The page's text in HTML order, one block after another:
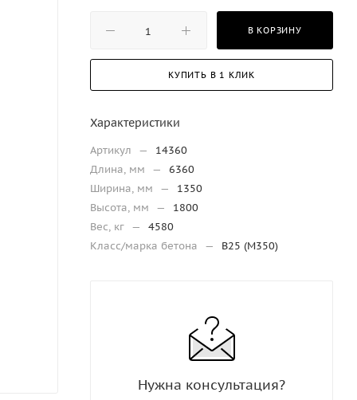
В КОРЗИНУ
КУПИТЬ В 1 КЛИК
Характеристики
Артикул —
14360
Длина, мм
—
6360
Ширина, мм
—
1350
Высота, мм
—
1800
Вес, кг —
4580
Класс/марка бетона
— В25 (М350)
Нужна консультация?